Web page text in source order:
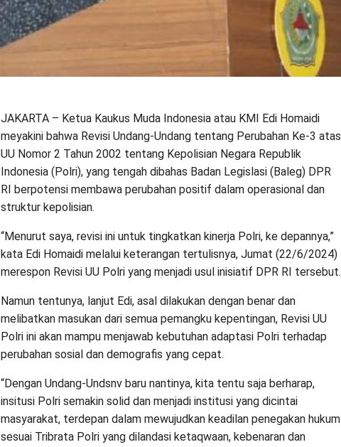
JAKARTA – Ketua Kaukus Muda Indonesia atau KMI Edi Homaidi
meyakini bahwa Revisi Undang-Undang tentang Perubahan Ke-3 atas
UU Nomor 2 Tahun 2002 tentang Kepolisian Negara Republik
Indonesia (Polri), yang tengah dibahas Badan Legislasi (Baleg) DPR
RI berpotensi membawa perubahan positif dalam operasional dan
struktur kepolisian.
“Menurut saya, revisi ini untuk tingkatkan kinerja Polri, ke depannya,”
kata Edi Homaidi melalui keterangan tertulisnya, Jumat (22/6/2024)
merespon Revisi UU Polri yang menjadi usul inisiatif DPR RI tersebut.
Namun tentunya, lanjut Edi, asal dilakukan dengan benar dan
melibatkan masukan dari semua pemangku kepentingan, Revisi UU
Polri ini akan mampu menjawab kebutuhan adaptasi Polri terhadap
perubahan sosial dan demografis yang cepat.
“Dengan Undang-Undsnv baru nantinya, kita tentu saja berharap,
insitusi Polri semakin solid dan menjadi institusi yang dicintai
masyarakat, terdepan dalam mewujudkan keadilan penegakan hukum
sesuai Tribrata Polri yang dilandasi ketaqwaan, kebenaran dan